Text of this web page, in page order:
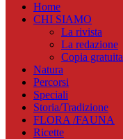
Home
CHI SIAMO
La rivista
La redazione
Copia gratuita
Natura
Percorsi
Speciali
Storia/Tradizione
FLORA /FAUNA
Ricette